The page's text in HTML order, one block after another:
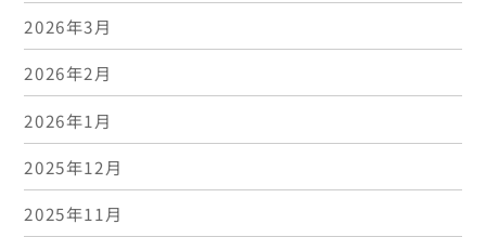
2026年3月
2026年2月
2026年1月
2025年12月
2025年11月